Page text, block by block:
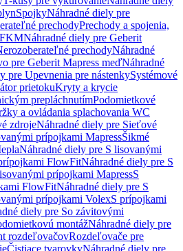
SpojkyNáhradné diely pre
prechodyPrechody a spojenia,
FKMNáhradné diely pre Geberit
prechodyNáhradné
pre Geberit Mapress meďNáhradné
pre Upevnenia pre nástenkySystémové
prietokuKryty a krycie
prepláchnutímPodomietkové
a ovládania splachovania WC
zdrojeNáhradné diely pre Sieťové
prípojkami MapressŠikmé
Náhradné diely pre S lisovanými
FlowFitNáhradné diely pre S
prípojkami MapressS
FlowFitNáhradné diely pre S
prípojkami VolexS prípojkami
diely pre So závitovými
montážNáhradné diely pre
rozdeľovačovRozdeľovače pre
Čistiace tvarovkyNáhradné diely pre